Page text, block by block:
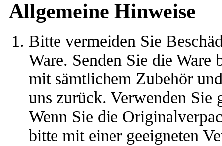
Allgemeine Hinweise
Bitte vermeiden Sie
Ware. Senden Sie die
mit sämtlichem Zubehör
uns zurück. Verwenden Sie
Wenn Sie die
bitte mit einer geeigneten